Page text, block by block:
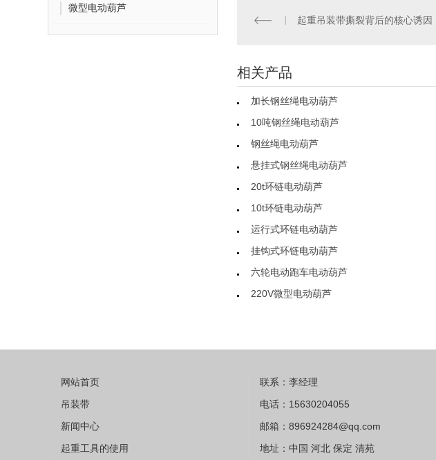
微型电动葫芦
起重吊装带撕裂背后的核心诱因
相关产品
加长钢丝绳电动葫芦
10吨钢丝绳电动葫芦
钢丝绳电动葫芦
悬挂式钢丝绳电动葫芦
20t环链电动葫芦
10t环链电动葫芦
运行式环链电动葫芦
挂钩式环链电动葫芦
六轮电动跑车电动葫芦
220V微型电动葫芦
网站首页
吊装带
新闻中心
起重工具的使用
联系：李经理
电话：15630204055
邮箱：896924284@qq.com
地址：中国 河北 保定 清苑